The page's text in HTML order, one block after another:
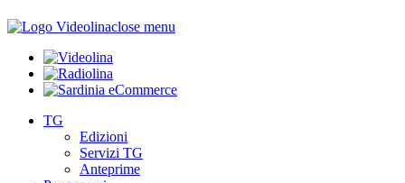
close menu
TG
Edizioni
Servizi TG
Anteprime